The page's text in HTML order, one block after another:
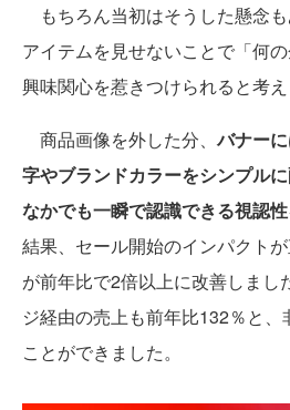
もちろん当初はそうした懸念
アイテムを見せないことで「何
興味関心を惹きつけられると考え
商品画像を外した分、バナー
字やブランドカラーをシンプル
なかでも一瞬で認識できる視認
結果、セール開始のインパクト
が前年比で2倍以上に改善しまし
ジ経由の売上も前年比132％と
ことができました。